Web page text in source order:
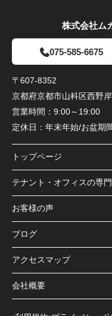
株式会社ム
075-585-6675
〒607-8352
京都府京都市山科区西野
営業時間： 9:00～19:00
定休日： 年末年始/お盆期
トップページ
テナント・オフィスの専
お客様の声
ブログ
アクセスマップ
会社概要